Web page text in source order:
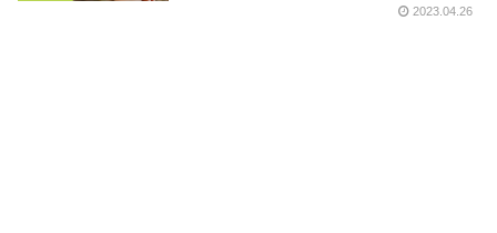
2023.04.26